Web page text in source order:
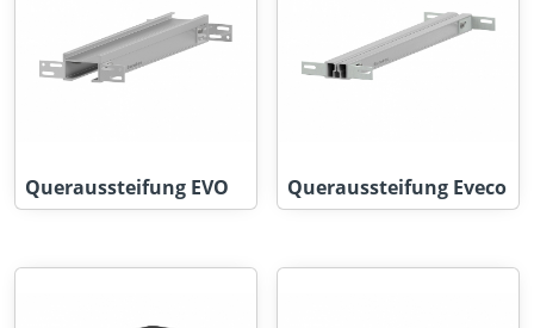
Queraussteifung EVO Queraussteifung Eveco